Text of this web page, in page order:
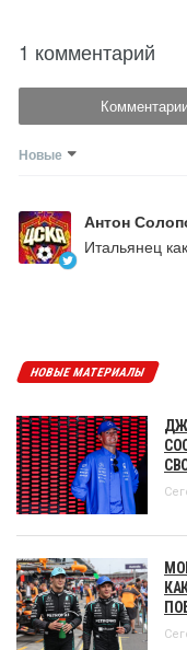
1 комментарий
Новые
Антон
Итальянец
НОВЫЕ МАТЕРИАЛЫ